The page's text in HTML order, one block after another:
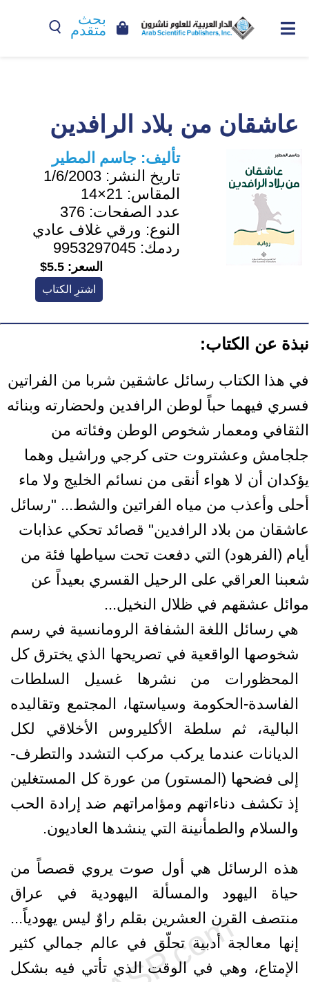
بحث
متقدم
عاشقان من بلاد الرافدين
تأليف: جاسم المطير
تاريخ النشر: 1/6/2003
المقاس: 21×14
عدد الصفحات: 376
النوع: ورقي غلاف عادي
ردمك: 9953297045
السعر: 5.5$
اشترِ الكتاب
نبذة عن الكتاب:
في هذا الكتاب رسائل عاشقين شربا من الفراتين
فسري فيهما حباً لوطن الرافدين ولحضارته وبنائه
الثقافي ومعمار شخوص الوطن وفئاته من
جلجامش وعشتروت حتى كرجي وراشيل وهما
يؤكدان أن لا هواء أنقى من نسائم الخليج ولا ماء
أحلى وأعذب من مياه الفراتين والشط... "رسائل
عاشقان من بلاد الرافدين" قصائد تحكي عذابات
أيام (الفرهود) التي دفعت تحت سياطها فئة من
شعبنا العراقي على الرحيل القسري بعيداً عن
موائل عشقهم في ظلال النخيل...
هي رسائل اللغة الشفافة الرومانسية في رسم
شخوصها الواقعية في تصريحها الذي يخترق كل
المحظورات من نشرها غسيل السلطات
الفاسدة-الحكومة وسياستها، المجتمع وتقاليده
البالية، ثم سلطة الأكليروس الأخلاقي لكل
الديانات عندما يركب مركب التشدد والتطرف-
إلى فضحها (المستور) من عورة كل المستغلين
إذ تكشف دناءاتهم ومؤامراتهم ضد إرادة الحب
والسلام والطمأنينة التي ينشدها العاديون.
هذه الرسائل هي أول صوت يروي قصصاً من
حياة اليهود والمسألة اليهودية في عراق
منتصف القرن العشرين بقلم راوٌ ليس يهودياً...
إنها معالجة أدبية تحلّق في عالم جمالي كثير
الإمتاع، وهي في الوقت الذي تأتي فيه بشكل